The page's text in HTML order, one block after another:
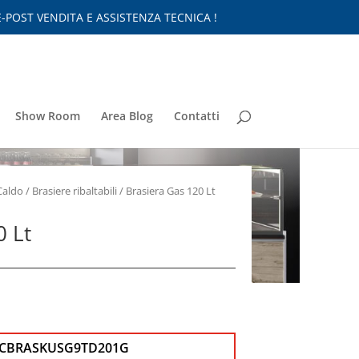
VENDITA E ASSISTENZA TECNICA !
Show Room Area Blog Contatti
/ Brasiere ribaltabili/ Brasiera Gas 120 Lt
Lt